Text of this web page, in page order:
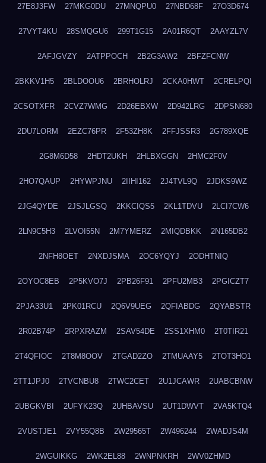
27E8J3FW 27MKG0DU 27MNQPU0 27NBD68F 27O3D674
27VYT4KU 28SMQGU6 299T1G15 2A01R6QT 2AAYZL7V
2AFJGVZY 2ATPPOCH 2B2G3AW2 2BFZFCNW
2BKKV1H5 2BLDOOU6 2BRHOLRJ 2CKA0HWT 2CRELPQI
2CSOTXFR 2CVZ7WMG 2D26EBXW 2D942LRG 2DPSN680
2DU7LORM 2EZC76PR 2F53ZH8K 2FFJSSR3 2G789XQE
2G8M6D58 2HDT2UKH 2HLBXGGN 2HMC2F0V
2HO7QAUP 2HYWPJNU 2IIHI162 2J4TVL9Q 2JDKS9WZ
2JG4QYDE 2JSJLGSQ 2KKCIQS5 2KL1TDVU 2LCI7CW6
2LN9C5H3 2LVOI55N 2M7YMERZ 2MIQDBKK 2N165DB2
2NFH8OET 2NXDJSMA 2OC6YQYJ 2ODHTNIQ
2OYOC8EB 2P5KVO7J 2PB26F91 2PFU2MB3 2PGICZT7
2PJA33U1 2PK01RCU 2Q6V9UEG 2QFIABDG 2QYABSTR
2R02B74P 2RPXRAZM 2SAV54DE 2SS1XHM0 2T0TIR21
2T4QFIOC 2T8M8OOV 2TGAD2ZO 2TMUAAY5 2TOT3HO1
2TT1JPJ0 2TVCNBU8 2TWC2CET 2U1JCAWR 2UABCBNW
2UBGKVBI 2UFYK23Q 2UHBAVSU 2UT1DWVT 2VA5KTQ4
2VUSTJE1 2VY55Q8B 2W29565T 2W496244 2WADJS4M
2WGUIKKG 2WK2EL88 2WNPNKRH 2WV0ZHMD